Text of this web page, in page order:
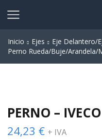
Inicio Ejes
Eje Delantero/
Perno Rueda/Buje/Arandela/
PERNO –
24,23 € + IVA